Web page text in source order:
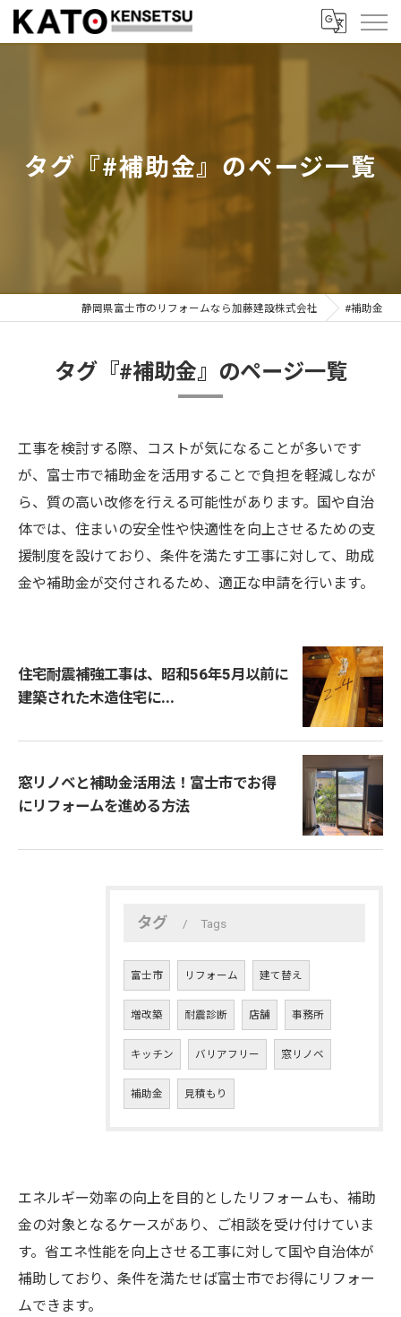
タグ『#補助金』のページ一覧
静岡県富士市のリフォームなら加藤建設株式会社 #補助金
タグ『#補助金』のページ一覧
工事を検討する際、コストが気になることが多いです
が、富士市で補助金を活用することで負担を軽減しなが
ら、質の高い改修を行える可能性があります。国や自治
体では、住まいの安全性や快適性を向上させるための支
援制度を設けており、条件を満たす工事に対して、助成
金や補助金が交付されるため、適正な申請を行います。
住宅耐震補強工事は、昭和56年5月以前に
建築された木造住宅に...
窓リノベと補助金活用法！富士市でお得
にリフォームを進める方法
タグ Tags
富士市 リフォーム 建て替え
増改築 耐震診断 店舗 事務所
キッチン バリアフリー 窓リノベ
補助金 見積もり
エネルギー効率の向上を目的としたリフォームも、補助
金の対象となるケースがあり、ご相談を受け付けていま
す。省エネ性能を向上させる工事に対して国や自治体が
補助しており、条件を満たせば富士市でお得にリフォー
ムできます。